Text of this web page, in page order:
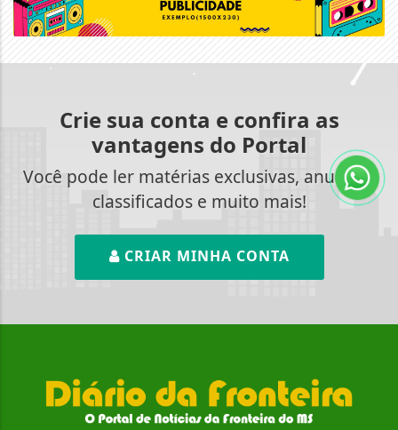
Crie sua conta e confira as
vantagens do Portal
Você pode ler matérias exclusivas, anunciar
classificados e muito mais!
CRIAR MINHA CONTA